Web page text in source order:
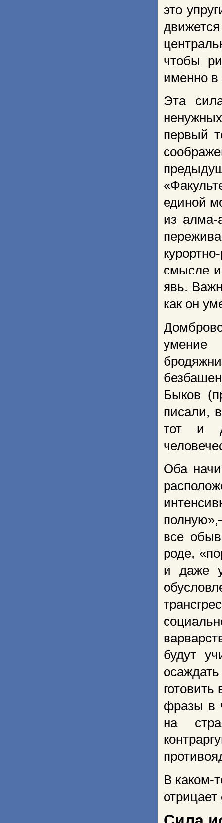
это
чтобы
именно в
Эта
первый
единой
из алма-
смысле
явь.
как он
Быков
писали,
тот и
Оба
все
роде,
и даже
будут
фразы в
на
В каком-
отрицает